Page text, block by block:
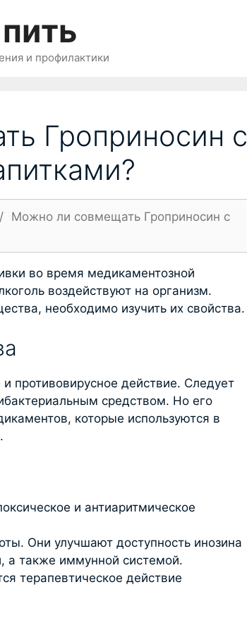
и профилактики
Гроприносин с
/
Можно ли совмещать Гроприносин с
во время медикаментозной
воздействуют на организм.
необходимо изучить их свойства.
противовирусное действие. Следует
средством. Но его
которые используются в
и антиаритмическое
Они улучшают доступность инозина
а также иммунной системой.
терапевтическое действие